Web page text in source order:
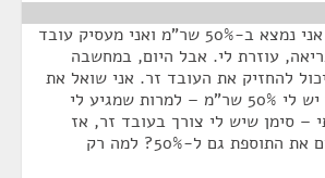
בניגוד לחבריי כאן, אני נמצא ב-50% שר"מ ואני מעסיק עובד
עוזרת לי. אבל היום, במחשבה
להחזיק את העובד זר. אני שואל את
הביטוח הלאומי, אם יש לי 50% שר"מ – למרות שמגיע לי
– סימן שיש לי צורך בעובד זר, אז
למה אתם לא מוסיפים את התוספת גם ל-50%? למה רק